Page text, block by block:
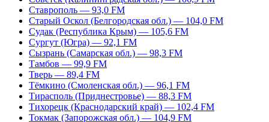
Ставрополь — 93,0 FM
Старый Оскол (Белгородская обл.) — 104,0 FM
Судак (Республика Крым) — 105,6 FM
Сургут (Югра) — 92,1 FM
Сызрань (Самарская обл.) — 98,3 FM
Тамбов — 99,9 FM
Тверь — 89,4 FM
Тёмкино (Смоленская обл.) — 96,1 FM
Тирасполь (Приднестровье) — 88,3 FM
Тихорецк (Краснодарский край) — 102,4 FM
Токмак (Запорожская обл.) — 104,9 FM